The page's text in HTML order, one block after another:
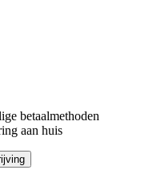
betaalmethoden
aan huis